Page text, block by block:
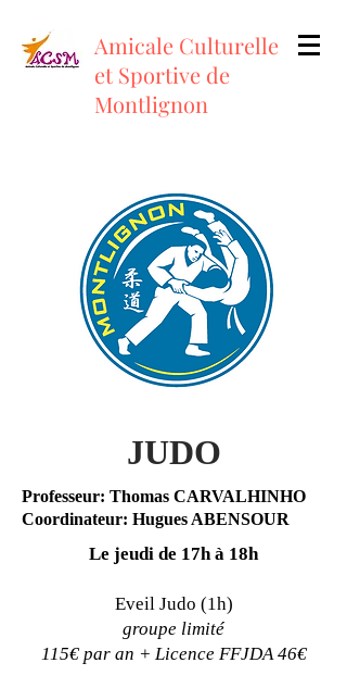
Amicale Culturelle
et Sportive de
Montlignon
JUDO
Professeur: Thomas CARVALHINHO
Coordinateur: Hugues ABENSOUR
Le jeudi de 17h à 18h
Eveil Judo (1h)
groupe limité
115€ par an + Licence FFJDA 46€